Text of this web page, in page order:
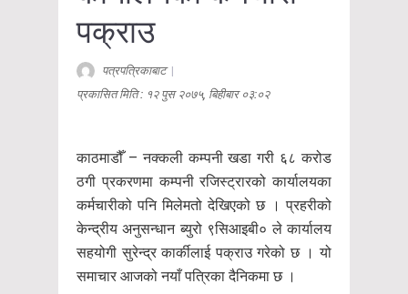
पक्राउ
पत्रपत्रिकाबाट|
प्रकासित मिति : १२ पुस २०७५, बिहीबार ०३:०२
काठमाडौँ – नक्कली कम्पनी खडा गरी ६८ करोड
ठगी प्रकरणमा कम्पनी रजिस्ट्रारको कार्यालयका
कर्मचारीको पनि मिलेमतो देखिएको छ । प्रहरीको
केन्द्रीय अनुसन्धान ब्युरो ९सिआइबी० ले कार्यालय
सहयोगी सुरेन्द्र कार्कीलाई पक्राउ गरेको छ । यो
समाचार आजको नयाँ पत्रिका दैनिकमा छ ।